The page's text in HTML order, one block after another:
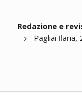
Redazione e
Pagliai